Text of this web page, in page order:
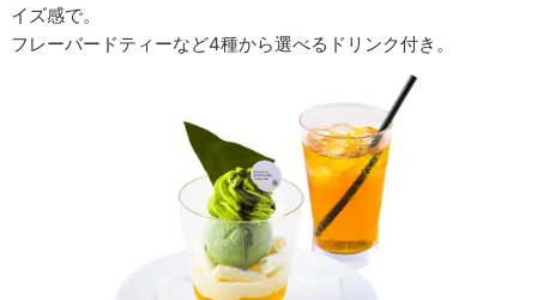
イズ感で。
フレーバードティーなど4種から選べるドリンク付き。